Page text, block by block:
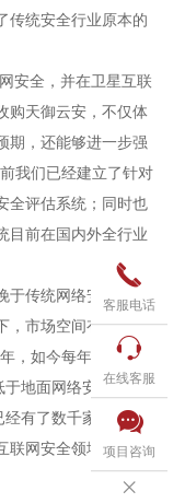
传统安全行业原本的
安全，并在卫星互联
购天御云安，不仅体
期，还能够进一步强
我们已经建立了针对
全评估系统；同时也
目前在国内外全行业
于传统网络安全，但
，市场空间有望快速
，如今每年市场空间
地面网络安全市场空
经有了数千家从业公
联网安全领域，盛邦

客服电话

在线客服

项目咨询
